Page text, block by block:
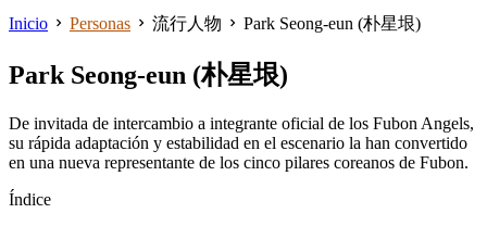
Inicio Personas 流行人物 Park Seong-eun (朴星垠)
Park Seong-eun (朴星垠)
De invitada de intercambio a integrante oficial de los Fubon Angels,
su rápida adaptación y estabilidad en el escenario la han convertido
en una nueva representante de los cinco pilares coreanos de Fubon.
Índice